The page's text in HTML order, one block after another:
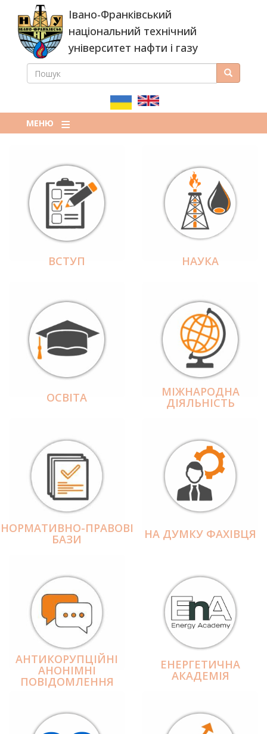
основного
вмісту
Івано-Франківський
національний технічний
університет нафти і газу
ПОШУКОВА
ПОШУК Пошук
МЕНЮ
ВСТУП НАУКА
ОСВІТА МІЖНАРОДНА
ДІЯЛЬНІCТЬ
НОРМАТИВНО-ПРАВОВІ
БАЗИ НА ДУМКУ ФАХІВЦЯ
АНТИКОРУПЦІЙНІ
АНОНІМНІ
ПОВІДОМЛЕННЯ
ЕНЕРГЕТИЧНА
АКАДЕМІЯ